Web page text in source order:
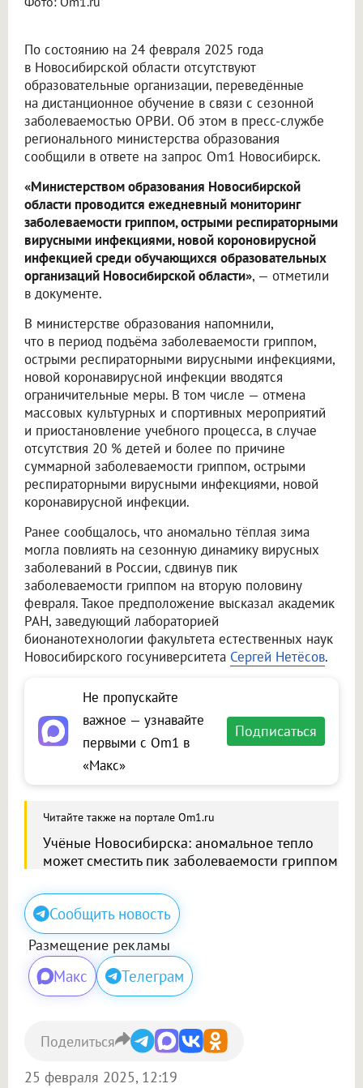
По состоянию на 24 февраля 2025 года
в Новосибирской области отсутствуют
образовательные организации, переведённые
на дистанционное обучение в связи с сезонной
заболеваемостью ОРВИ. Об этом в пресс-службе
регионального министерства образования
сообщили в ответе на запрос Om1 Новосибирск.
«Министерством образования Новосибирской
области проводится ежедневный мониторинг
заболеваемости гриппом, острыми респираторными
вирусными инфекциями, новой короновирусной
инфекцией среди обучающихся образовательных
организаций Новосибирской области», — отметили
в документе.
В министерстве образования напомнили,
что в период подъёма заболеваемости гриппом,
острыми респираторными вирусными инфекциями,
новой коронавирусной инфекции вводятся
ограничительные меры. В том числе — отмена
массовых культурных и спортивных мероприятий
и приостановление учебного процесса, в случае
отсутствия 20 % детей и более по причине
суммарной заболеваемости гриппом, острыми
респираторными вирусными инфекциями, новой
коронавирусной инфекции.
Ранее сообщалось, что аномально тёплая зима
могла повлиять на сезонную динамику вирусных
заболеваний в России, сдвинув пик
заболеваемости гриппом на вторую половину
февраля. Такое предположение высказал академик
РАН, заведующий лабораторией
бионанотехнологии факультета естественных наук
Новосибирского госуниверситета Сергей Нетёсов.
Не пропускайте
важное — узнавайте
первыми с Om1 в
«Макс»
Подписаться
Читайте также на портале Om1.ru
Учёные Новосибирска: аномальное тепло
может сместить пик заболеваемости гриппом
Сообщить новость
Размещение рекламы
Макс Телеграм
25 февраля 2025, 12:19
Поделиться